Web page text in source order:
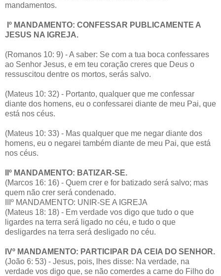
mandamentos.
Iº MANDAMENTO: CONFESSAR PUBLICAMENTE A
JESUS NA IGREJA.
(Romanos 10: 9) - A saber: Se com a tua boca confessares
ao Senhor Jesus, e em teu coração creres que Deus o
ressuscitou dentre os mortos, serás salvo.
(Mateus 10: 32) - Portanto, qualquer que me confessar
diante dos homens, eu o confessarei diante de meu Pai, que
está nos céus.
(Mateus 10: 33) - Mas qualquer que me negar diante dos
homens, eu o negarei também diante de meu Pai, que está
nos céus.
IIº MANDAMENTO: BATIZAR-SE.
(Marcos 16: 16) - Quem crer e for batizado será salvo; mas
quem não crer será condenado.
IIIº MANDAMENTO: UNIR-SE A IGREJA
(Mateus 18: 18) - Em verdade vos digo que tudo o que
ligardes na terra será ligado no céu, e tudo o que
desligardes na terra será desligado no céu.
IVº MANDAMENTO: PARTICIPAR DA CEIA DO SENHOR.
(João 6: 53) - Jesus, pois, lhes disse: Na verdade, na
verdade vos digo que, se não comerdes a carne do Filho do